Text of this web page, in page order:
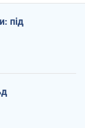
під